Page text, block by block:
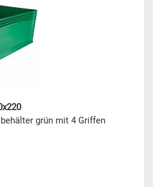
grün mit 4 Griffen